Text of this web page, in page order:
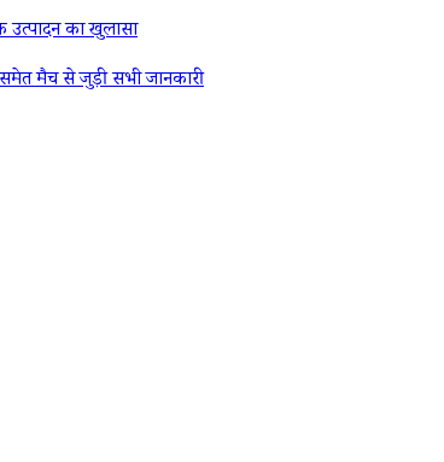
का खुलासा
मैच से जुड़ी सभी जानकारी